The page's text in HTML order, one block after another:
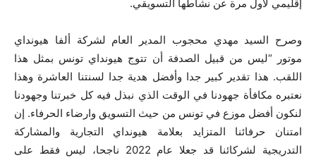
إقليمي لأول مرة عن نشاطها التسويقي.
وصرح السيد مهدي محجوب المدير العام لشركة ألفا هيونداي
موتور “ليس من قبيل الصدفة أن تتوج هيونداي تونس بمثل هذا
اللقب. هذا تقدير كبير جدا وأفضل هدية جدا لسنتنا العاشرة وهذا
نعتبره مكافأة جهودنا في الوقت الذي نبذل فيه كل خبرتنا وجهودنا
لنكون أفضل موزع في تونس من حيث التسويق وارضاء الحرفاء. إن
امتنان حرفائنا المتزايد بعلامة هيونداي التجارية والمشاركة
التدريجية لشركائنا قد جعلا عام 2022 ناجحا، ليس فقط على